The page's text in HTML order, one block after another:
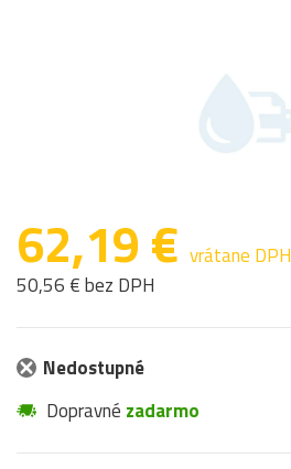
62,19 € vrátane DPH
50,56 € bez DPH
Nedostupné
Dopravné zadarmo